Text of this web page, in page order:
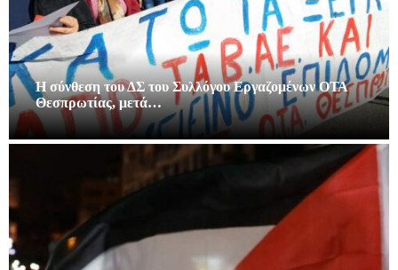
Η σύνθεση του ΔΣ του Συλλόγου Εργαζομένων ΟΤΑ
Θεσπρωτίας, μετά…